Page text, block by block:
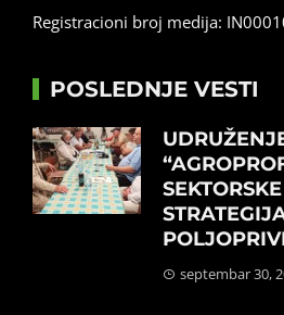
Registracioni broj medija:
POSLEDNJE VESTI
septembar 30,